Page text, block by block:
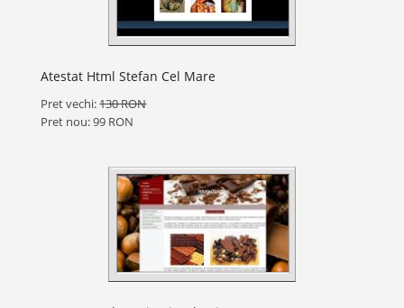
Atestat Html Stefan Cel Mare
Pret vechi:130 RON
Pret nou: 99 RON